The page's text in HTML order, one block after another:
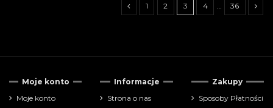
1 2 3 4 36
Tylko produkty w promocji 55
Moje konto
Moje konto
Informacje
Strona o nas
Zakupy
Sposoby Płatności